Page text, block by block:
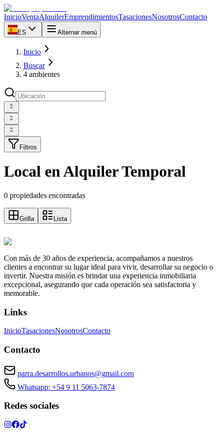
InicioVentaAlquilerEmprendimientosTasacionesNosotrosContacto
ES Alternar menú
Inicio
Buscar
4 ambientes
Filtros
Local en Alquiler Temporal
0 propiedades encontradas
Grilla Lista
Con más de 30 años de experiencia, acompañamos a nuestros
clientes a encontrar su lugar ideal para vivir, desarrollar su negocio o
invertir. Nuestra misión es brindar una experiencia inmobiliaria
excepcional, asegurando que cada operación sea satisfactoria y
memorable.
Links
InicioTasacionesNosotrosContacto
Contacto
parra.desarrollos.urbanos@gmail.com
Whatsapp: +54 9 11 5063-7874
Redes sociales